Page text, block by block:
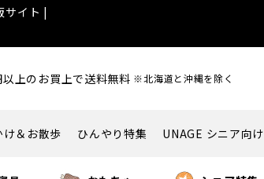
サイト |
上のお買上で送料無料 ※北海道と沖縄を除く
け＆お散歩 ひんやり特集 UNAGE シニア向け